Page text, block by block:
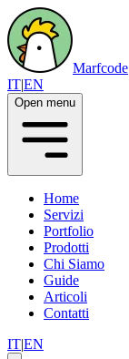
Marfcode
IT|EN
Open menu
Home
Servizi
Portfolio
Prodotti
Chi Siamo
Guide
Articoli
Contatti
IT|EN